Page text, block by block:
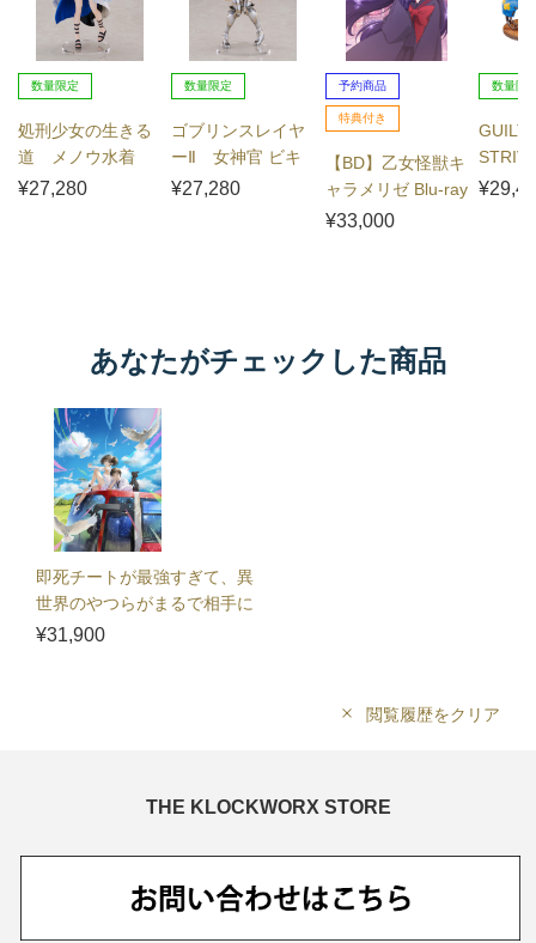
数量限定
処刑少女の生きる
道 メノウ水着
Ver.
¥27,280
数量限定
ゴブリンスレイヤ
ーⅡ 女神官 ビキ
ニアーマーVer.
¥27,280
予約商品
特典付き
【BD】乙女怪獣キ
ャラメリゼ Blu-ray
BOX
¥33,000
数量限
ット
あなたがチェックした商品
即死チートが最強すぎて、異
世界のやつらがまるで相手に
ならないんですが。 DVD
¥31,900
閲覧履歴をクリア
THE KLOCKWORX STORE